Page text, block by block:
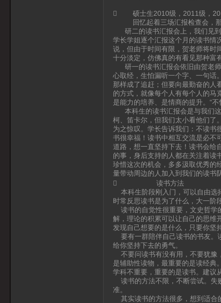
 硕士生2010级，2011级，
回忆起着三场汇报检查会，那
研二的读书汇报会上，我们见到
学长学姐逐个汇报这个月的读书情
说，但由于时间有限，贺老师将时
十分淡定，仿佛真的有看见那种富
研一的读书汇报会依旧由贺老师
心取经，生怕漏听一个字、一句话
那样成了追赶；但要向最勤奋的人
的方式，就像每个人有每个人的马
是能力的培养、是情商的提升。“
本科生的读书汇报会是与我们这
柯、笛卡尔，但我们太小看他们了
为之惊叹。学长告诉我们：不读书
书很幸福！读书中相互交流是必不
道路，想一直坚持下去！读书会给
的事，身后支持的人都在关注着读
珍惜这次的机会，多多汲取优秀的
量带动周边的人加入到我们的读书
 读书方法
本科生阶段刚入门，可以自由选
时常反思读书是为了什么，大一阶
读书的自觉性很重要，文史哲学
解，理论的积累可以让自己的思维
发现自己想要的是什么，只要你坚
要有一群陪伴自己读书的书友。
给你坚持下去的勇气。
不要问读书有没有用，不要犹豫
是辅助性读物，最重要的是读经典
学科不重要，重要的是读书。建议
读书的方法不限，不断尝试。失
准。
其实读书的方法很多，想到适合